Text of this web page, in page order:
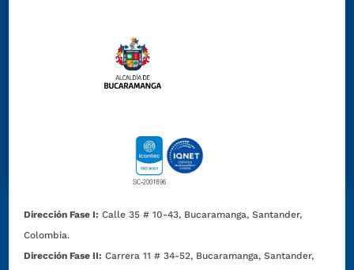
Dirección Fase I: Calle 35 # 10-43, Bucaramanga, Santander,
Colombia.
Dirección Fase II: Carrera 11 # 34-52, Bucaramanga, Santander,